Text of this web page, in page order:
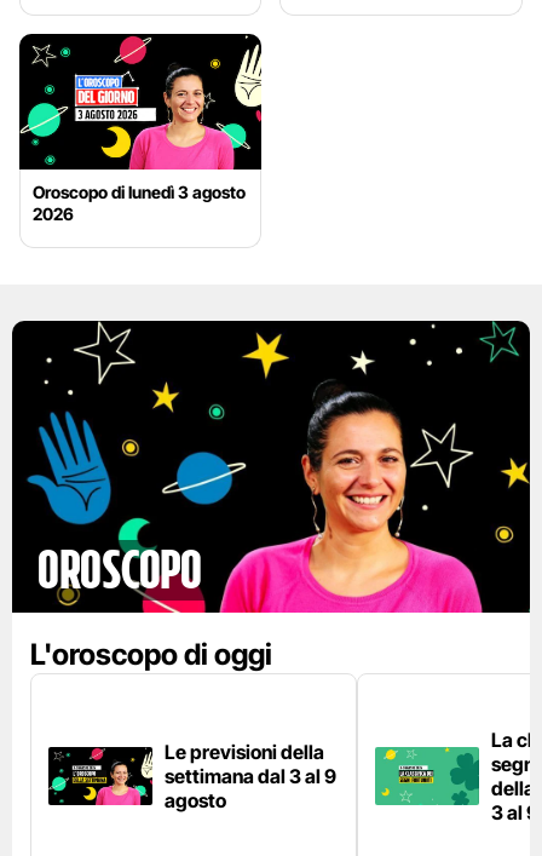
Oroscopo di lunedì 3 agosto
2026
Oroscopo
L'oroscopo di oggi
Le previsioni della
settimana dal 3 al 9
agosto
La
della
3 al